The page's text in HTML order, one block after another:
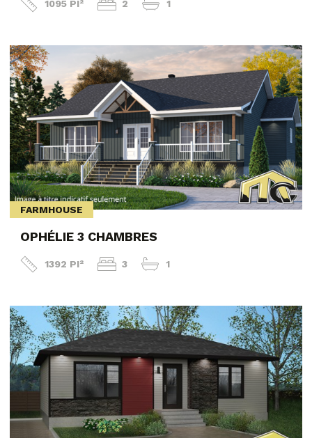
1095 PI² 2 1
FARMHOUSE
OPHÉLIE 3 CHAMBRES
1392 PI² 3 1